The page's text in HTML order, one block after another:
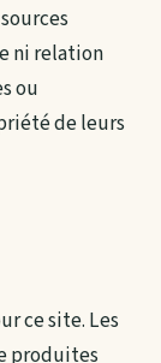
ni relation
ou
de leurs
ce site. Les
produites